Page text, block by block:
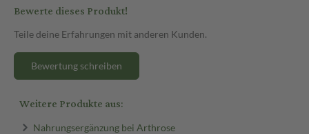
Bewerte dieses Produkt!
Teile deine Erfahrungen mit anderen Kunden.
Bewertung schreiben
Weitere Produkte aus:
Nahrungsergänzung bei Arthrose